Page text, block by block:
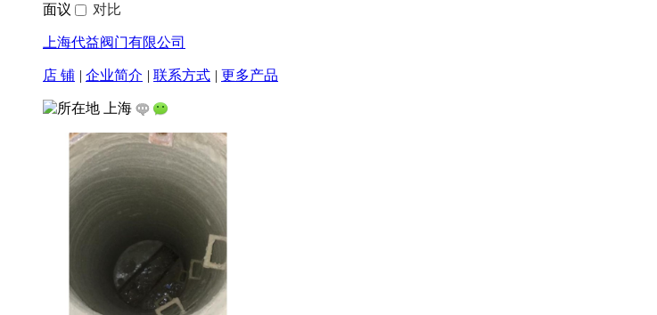
面议 对比
上海代益阀门有限公司
店 铺 | 企业简介 | 联系方式 | 更多产品
上海